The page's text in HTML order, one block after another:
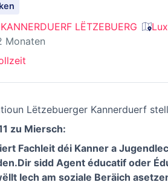
LËTZEBUERG
:
Monaten
Lëtzebuerger Kannerduerf
zu Miersch:
Fachleit déi Kanner a
Dir sidd Agent éducatif oder
Iech am soziale Beräich